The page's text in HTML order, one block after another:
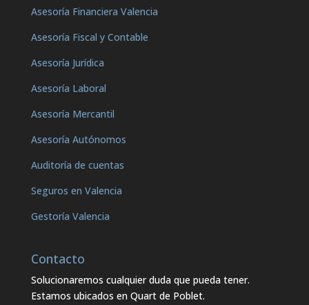
Asesoría Financiera Valencia
Asesoría Fiscal y Contable
Asesoría Jurídica
Asesoría Laboral
Asesoría Mercantil
Asesoría Autónomos
Auditoría de cuentas
Seguros en Valencia
Gestoría Valencia
Contacto
Solucionaremos cualquier duda que pueda tener.
Estamos ubicados en Quart de Poblet.